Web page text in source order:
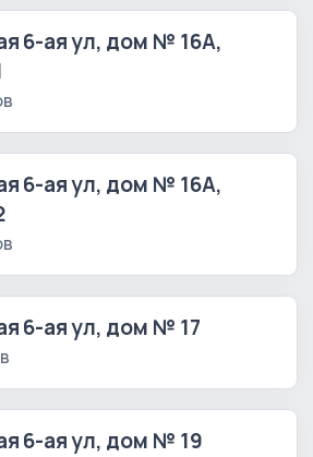
6-ая ул, дом № 16А,
6-ая ул, дом № 16А,
6-ая ул, дом № 17
6-ая ул, дом № 19